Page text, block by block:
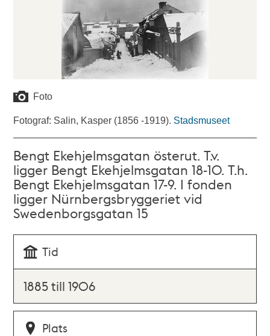
Foto
Fotograf: Salin, Kasper (1856 -1919). Stadsmuseet
Bengt Ekehjelmsgatan österut. T.v.
ligger Bengt Ekehjelmsgatan 18-10. T.h.
Bengt Ekehjelmsgatan 17-9. I fonden
ligger Nürnbergsbryggeriet vid
Swedenborgsgatan 15
Tid
1885 till 1906
Plats